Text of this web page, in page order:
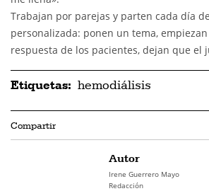
Trabajan por parejas y parten cada día
personalizada: ponen un tema,
respuesta de los pacientes, dejan que el
Etiquetas: hemodiálisis
Compartir
Autor
Irene Guerrero Mayo
Redacción